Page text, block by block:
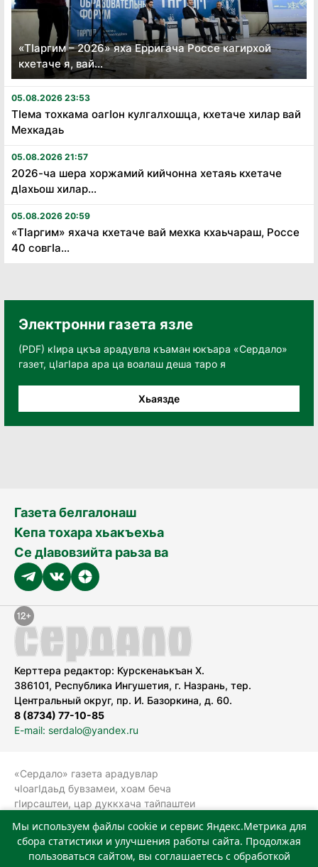
«Тӏаргим – 2026» яха Ерригача Россе кагирхой
кхетаче я, вай...
05.08.2026 23:53
Тӏема тохкама оагӏон кулгалхошца, кхетаче хилар вай
Мехкадаь
05.08.2026 21:57
2026-ча шера хоржамий кийчонна хетаяь кхетаче
дӏахьош хилар...
05.08.2026 20:59
«Тӏаргим» яхача кхетаче вай мехка кхаьчараш, Россе
40 совгӏа...
Электронни газета язле
(PDF) кӀира цкъа арадувла къаман юкъара «Сердало»
газет, цӀагӀара ара ца воалаш деша таро я
Хьаязде
Газета белгалонаш
Кепа тохара хьакъехьа
Се дӀавовзийта раьза ва
Керттера редактор: Курскенаькъан Х.
386101, Республика Ингушетия, г. Назрань, тер.
Центральный округ, пр. И. Базоркина, д. 60.
8 (8734) 77-10-85
E-mail: serdalo@yandex.ru
«Сердало» газета арадувлар
чIоагIдаьд бувзамеи, хоам беча
гIирсаштеи, цар дуккхача тайпаштеи
болхлоша (Роскомнадзор).
Реестровая запись СМИ: ЭЛ № ФС 77-
78323 от 15.05.2020 г. Учредитель:
Мы используем файлы cookie и сервис Яндекс.Метрика для
сбора статистики и улучшения работы сайта. Продолжая
пользоваться сайтом, вы соглашаетесь с обработкой